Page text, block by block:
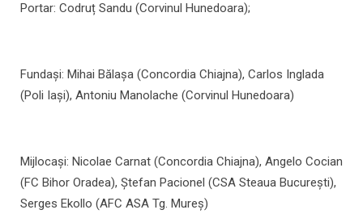
Portar: Codruț Sandu (Corvinul Hunedoara);
Fundași: Mihai Bălașa (Concordia Chiajna), Carlos Inglada
(Poli Iași), Antoniu Manolache (Corvinul Hunedoara)
Mijlocași: Nicolae Carnat (Concordia Chiajna), Angelo Cocian
(FC Bihor Oradea), Ștefan Pacionel (CSA Steaua București),
Serges Ekollo (AFC ASA Tg. Mureș)